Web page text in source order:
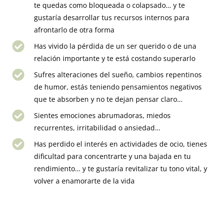
te quedas como bloqueada o colapsado… y te
gustaría desarrollar tus recursos internos para
afrontarlo de otra forma
Has vivido la pérdida de un ser querido o de una
relación importante y te está costando superarlo
Sufres alteraciones del sueño, cambios repentinos
de humor, estás teniendo pensamientos negativos
que te absorben y no te dejan pensar claro…
Sientes emociones abrumadoras, miedos
recurrentes, irritabilidad o ansiedad…
Has perdido el interés en actividades de ocio, tienes
dificultad para concentrarte y una bajada en tu
rendimiento… y te gustaría revitalizar tu tono vital, y
volver a enamorarte de la vida